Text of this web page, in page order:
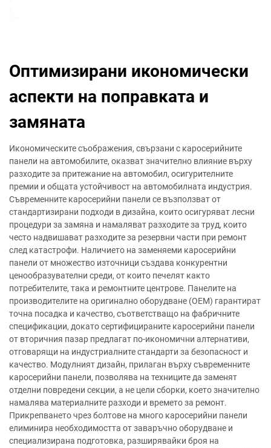
Оптимизирани икономически
аспекти на поправката и
замяната
Икономическите съображения, свързани с каросерийните
панели на автомобилите, оказват значително влияние върху
разходите за притежание на автомобил, осигурителните
премии и общата устойчивост на автомобилната индустрия.
Съвременните каросерийни панели се възползват от
стандартизирани подходи в дизайна, които осигуряват лесни
процедури за замяна и намаляват разходите за труд, които
често надвишават разходите за резервни части при ремонт
след катастрофи. Наличието на заменяеми каросерийни
панели от множество източници създава конкурентни
ценообразувателни среди, от които печелят както
потребителите, така и ремонтните центрове. Панелите на
производителите на оригинално оборудване (OEM) гарантират
точна посадка и качество, съответстващо на фабричните
спецификации, докато сертифицираните каросерийни панели
от вторичния пазар предлагат по-икономични алтернативи,
отговарящи на индустриалните стандарти за безопасност и
качество. Модулният дизайн, прилаган върху съвременните
каросерийни панели, позволява на техниците да заменят
отделни повредени секции, а не цели сборки, което значително
намалява материалните разходи и времето за ремонт.
Прикрепването чрез болтове на много каросерийни панели
елиминира необходимостта от заваръчно оборудване и
специализирана подготовка, разширявайки броя на